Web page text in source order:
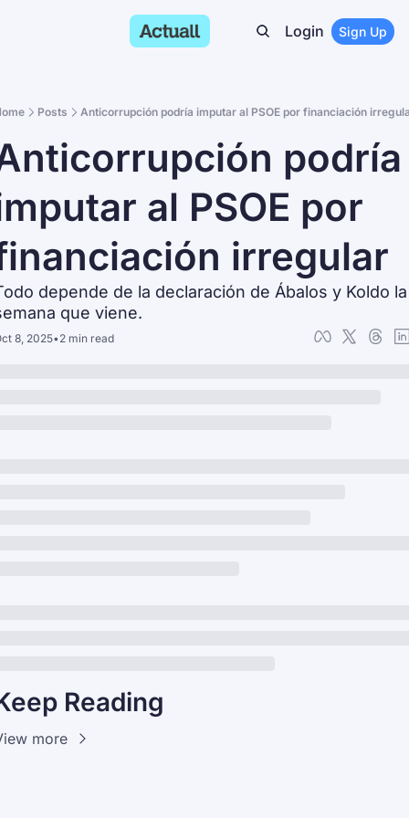
Login Sign Up
Posts Anticorrupción podría imputar al PSOE por financiación
podría
al PSOE por
irregular
depende de la declaración de Ábalos y Koldo la
que viene.
8, 2025•2 min read
Reading
more